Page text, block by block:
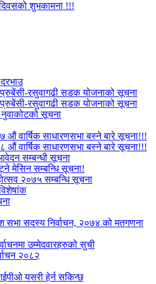
शुभकामना !!!
रसुवागढी सडक योजनाको सूचना
रसुवागढी सडक योजनाको सूचना
नुवाकोटको सूचना
औं वार्षिक साधारणसभा बस्ने बारे सूचना!!!
औं वार्षिक साधारणसभा बस्ने बारे सूचना!!!
सम्बन्धी सूचना
मेसिन सम्बन्धि सूचना!
२०७५ सम्बन्धि सूचना
सभा सदस्य निर्वाचन, २०७४ को मतगणना
उम्मेदवारहरुको सुची
२०८२
यसरी हेर्न सकिन्छ